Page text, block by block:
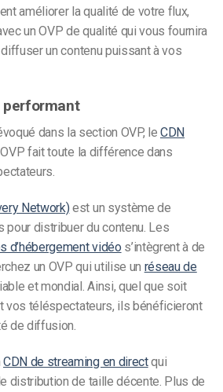
améliorer la qualité de votre flux,
un OVP de qualité qui vous fournira
un contenu puissant à vos
performant
dans la section OVP, le CDN
fait toute la différence dans
Network)est un système de
pour distribuer du contenu. Les
d’hébergement vidéo s’intègrent à de
un OVP qui utilise un réseau de
et mondial. Ainsi, quel que soit
vos téléspectateurs, ils bénéficieront
de diffusion.
CDN de streaming en directqui
distribution de taille décente. Plus de